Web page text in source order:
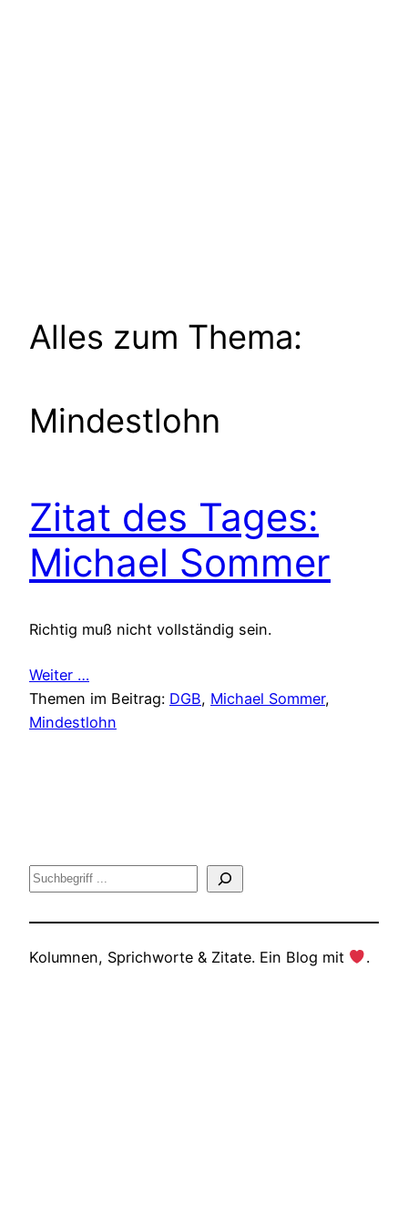
Alles zum Thema:
Mindestlohn
Zitat des Tages:
Michael Sommer
Richtig muß nicht vollständig sein.
Weiter …
Themen im Beitrag: DGB, Michael Sommer
Mindestlohn
Suche
Kolumnen, Sprichworte & Zitate. Ein Blog mit .